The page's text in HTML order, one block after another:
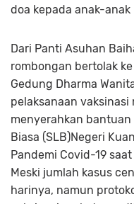
doa kepada anak-
Dari Panti Asuhan
rombongan bertolak
Gedung Dharma
pelaksanaan vaksinasi
menyerahkan bantuan
Biasa (SLB)Negeri
Pandemi Covid-19
Meski jumlah kasus
harinya, namun